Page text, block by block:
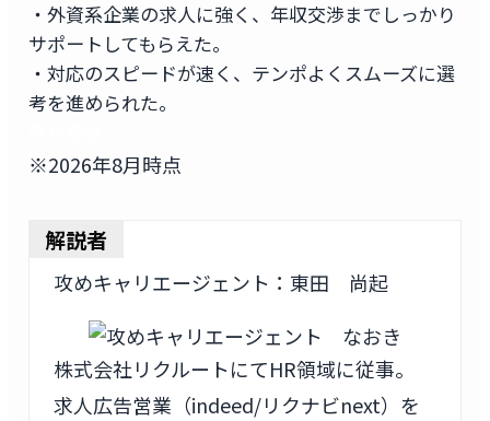
・外資系企業の求人に強く、年収交渉までしっかり
サポートしてもらえた。
・対応のスピードが速く、テンポよくスムーズに選
考を進められた。
※2026年8月時点
解説者
攻めキャリエージェント：東田 尚起
株式会社リクルートにてHR領域に従事。
求人広告営業（indeed/リクナビnext）を